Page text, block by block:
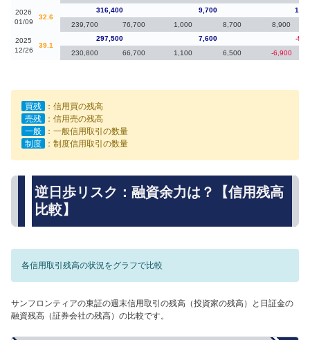
2026
01/09
32.6
316,400 9,700
239,700
76,700 1,000 8,700 8,900
2025
12/26
39.1
297,500 7,600
-
230,800
66,700 1,100 6,500 -6,900
買残
：信用買の残高
売残
：信用売の残高
一般
：一般信用取引の数量
制度
：制度信用取引の数量
逆日歩リスク：融資余力は？【信用残高
比較】
各信用取引残高の状況をグラフで比較
サンフロンティアの東証の週末信用取引の残高（投資家の残高）と日証金の
融資残高（証券会社の残高）の比較です。